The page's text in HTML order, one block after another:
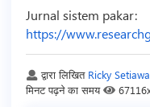
Jurnal sistem pakar:
https://
द्वारा लिखित Ricky
मिनट पढ़ने का समय